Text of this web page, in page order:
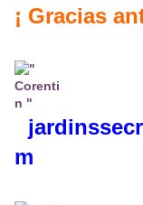
¡ Gracias
m